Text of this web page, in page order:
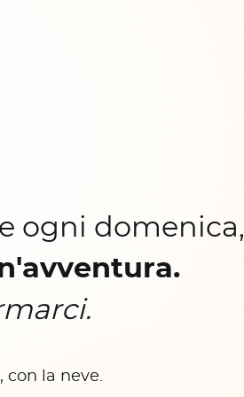
ogni domenica,
con la neve.